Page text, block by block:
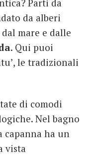
Parti da
da alberi
mare e dalle
. Qui puoi
le tradizionali
di comodi
Nel bagno
ha un
vista